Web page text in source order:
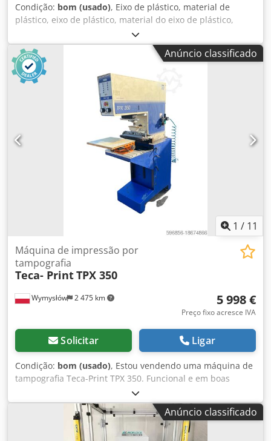
Condição: bom (usado), Eixo de plástico, material de
plástico, eixo de plástico, material do eixo de plástico,
poliamida -Material sólido -Diâmetro: 335 mm -
Comprimento: 1055 mm -Peso: aprox. 110 kg/cada -
Número: 9 peças disponíveis Dwjdpfxeb Hd U Ie Apcsa -
Preço: por peça -Peso completo: 1120 kg
Anúncio classificado
1 / 11
Wymysłów 2 475 km
Máquina de impressão por
tampografia
Teca- PrintTPX 350
5 998 €
Preço fixo acresce IVA
Solicitar Ligar
Condição: bom (usado), Estou vendendo uma máquina de
tampografia Teca-Print TPX 350. Funcional e em boas
condições. Dodpsv H Sgwsfx Apcewa
Anúncio classificado